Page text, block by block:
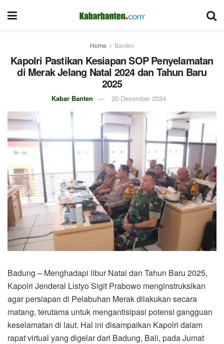
Home Banten
Kapolri Pastikan Kesiapan SOP Penyelamatan
di Merak Jelang Natal 2024 dan Tahun Baru
2025
Kabar Banten 20 Desember 2024
Badung – Menghadapi libur Natal dan Tahun Baru 2025,
Kapolri Jenderal Listyo Sigit Prabowo menginstruksikan
agar persiapan di Pelabuhan Merak dilakukan secara
matang, terutama untuk mengantisipasi potensi gangguan
keselamatan di laut. Hal ini disampaikan Kapolri dalam
rapat virtual yang digelar dari Badung, Bali, pada Jumat